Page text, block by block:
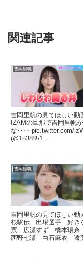
関連記事
吉岡里帆
吉岡里帆の見てほしい動
IZAMの旦那で吉岡里帆
な‥‥ pic.twitter.com/
(@1538851...
吉岡里帆
吉岡里帆の見てほしい
根駅伝 出場選手 好き
票 広瀬すず 橋本環
西野七瀬 白石麻衣 遠